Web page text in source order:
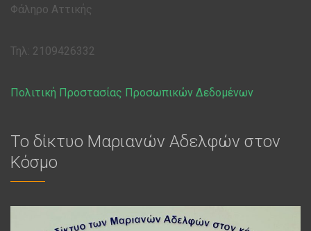
Φάληρο Αττικής
Τηλ: 2109426332
Πολιτική Προστασίας Προσωπικών Δεδομένων
Το δίκτυο Μαριανών Αδελφών στον
Κόσμο